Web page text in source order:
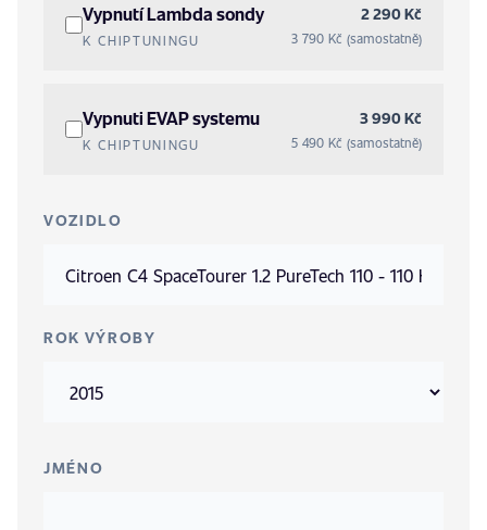
Vypnutí Lambda sondy
K CHIPTUNINGU
2 290 Kč
3 790 Kč (samostatně)
Vypnuti EVAP systemu
K CHIPTUNINGU
3 990 Kč
5 490 Kč (samostatně)
VOZIDLO
ROK VÝROBY
JMÉNO